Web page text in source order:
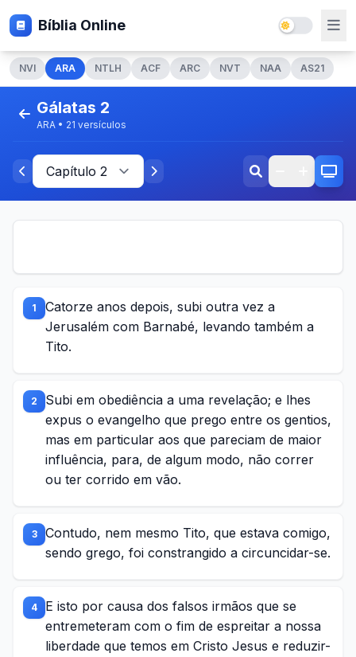
Bíblia Online
NVI ARA NTLH ACF ARC NVT NAA AS21
Gálatas 2
ARA • 21 versículos
1
Catorze anos depois, subi outra vez a
Jerusalém com Barnabé, levando também a
Tito.
2
Subi em obediência a uma revelação; e lhes
expus o evangelho que prego entre os gentios,
mas em particular aos que pareciam de maior
influência, para, de algum modo, não correr
ou ter corrido em vão.
3
Contudo, nem mesmo Tito, que estava comigo,
sendo grego, foi constrangido a circuncidar-se.
4
E isto por causa dos falsos irmãos que se
entremeteram com o fim de espreitar a nossa
liberdade que temos em Cristo Jesus e reduzir-